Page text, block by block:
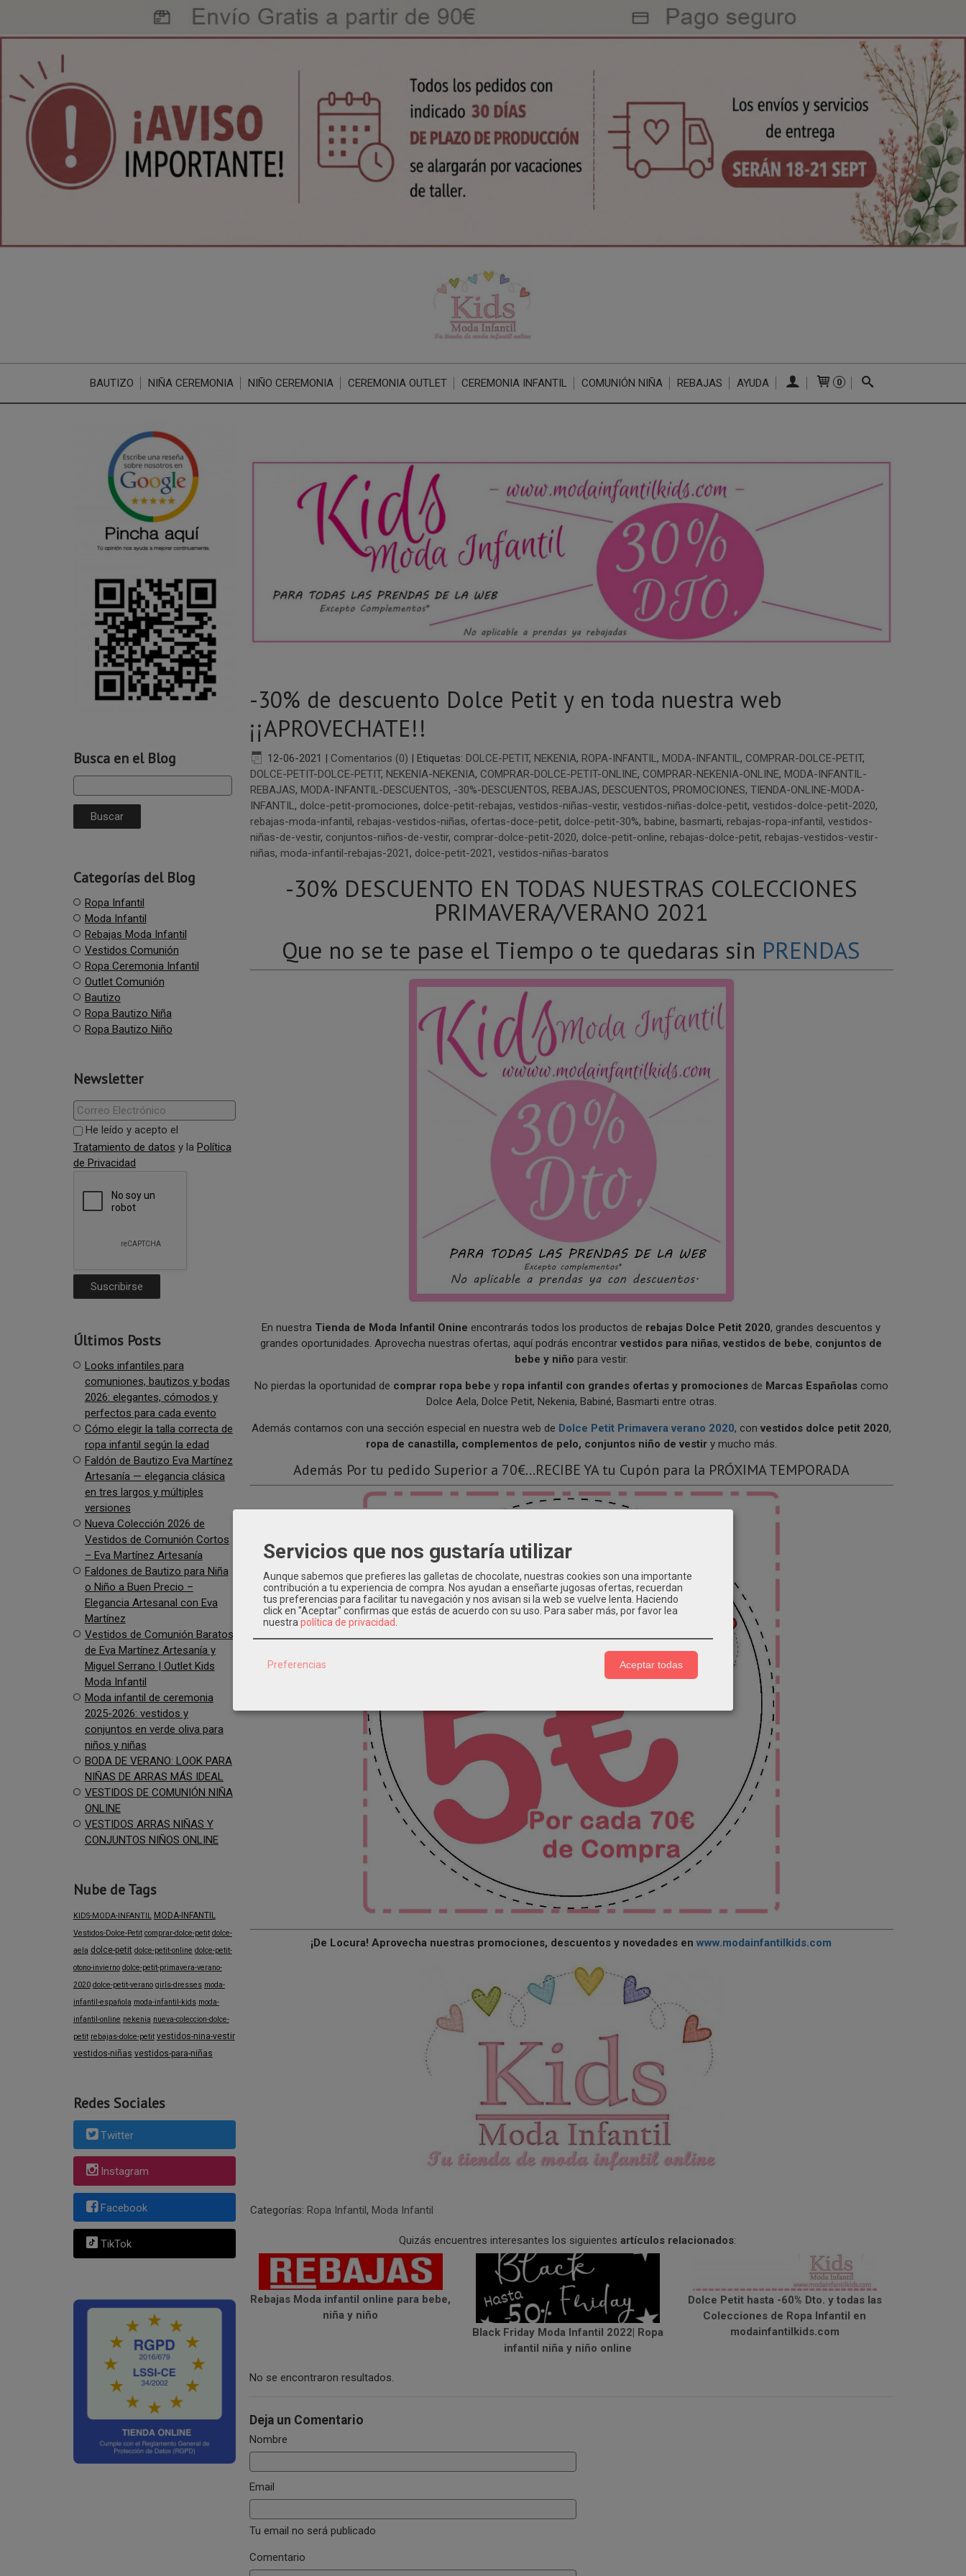
BAUTIZO NIÑA CEREMONIA NIÑO CEREMONIA CEREMONIA OUTLET CEREMONIA INFANTIL COMUNIÓN NIÑA REBAJAS AYUDA 0
Busca en el Blog
Categorías del Blog
Ropa Infantil
Moda Infantil
Rebajas Moda Infantil
Vestidos Comunión
Ropa Ceremonia Infantil
Outlet Comunión
Bautizo
Ropa Bautizo Niña
Ropa Bautizo Niño
Newsletter
He leído y acepto el
Tratamiento de datos y la Política
de Privacidad
Últimos Posts
Looks infantiles para
comuniones, bautizos y bodas
2026: elegantes, cómodos y
perfectos para cada evento
Cómo elegir la talla correcta de
ropa infantil según la edad
Faldón de Bautizo Eva Martínez
Artesanía — elegancia clásica
en tres largos y múltiples
versiones
Nueva Colección 2026 de
Vestidos de Comunión Cortos
– Eva Martínez Artesanía
Faldones de Bautizo para Niña
o Niño a Buen Precio –
Elegancia Artesanal con Eva
Martínez
Vestidos de Comunión Baratos
de Eva Martínez Artesanía y
Miguel Serrano | Outlet Kids
Moda Infantil
Moda infantil de ceremonia
2025-2026: vestidos y
conjuntos en verde oliva para
niños y niñas
BODA DE VERANO: LOOK PARA
NIÑAS DE ARRAS MÁS IDEAL
VESTIDOS DE COMUNIÓN NIÑA
ONLINE
VESTIDOS ARRAS NIÑAS Y
CONJUNTOS NIÑOS ONLINE
Nube de Tags
KIDS-MODA-INFANTIL MODA-INFANTIL
Vestidos-Dolce-Petit comprar-dolce-petit dolce-
aela dolce-petit dolce-petit-online dolce-petit-
otono-invierno dolce-petit-primavera-verano-
2020 dolce-petit-verano girls-dresses moda-
infantil-española moda-infantil-kids moda-
infantil-online nekenia nueva-coleccion-dolce-
petit rebajas-dolce-petit vestidos-nina-vestir
vestidos-niñas vestidos-para-niñas
Redes Sociales
Twitter
Instagram
Facebook
TikTok
-30% de descuento Dolce Petit y en toda nuestra web
¡¡APROVECHATE!!
12-06-2021 | Comentarios (0) | Etiquetas: DOLCE-PETIT, NEKENIA, ROPA-INFANTIL, MODA-INFANTIL, COMPRAR-DOLCE-PETIT,
DOLCE-PETIT-DOLCE-PETIT, NEKENIA-NEKENIA, COMPRAR-DOLCE-PETIT-ONLINE, COMPRAR-NEKENIA-ONLINE, MODA-INFANTIL-
REBAJAS, MODA-INFANTIL-DESCUENTOS, -30%-DESCUENTOS, REBAJAS, DESCUENTOS, PROMOCIONES, TIENDA-ONLINE-MODA-
INFANTIL, dolce-petit-promociones, dolce-petit-rebajas, vestidos-niñas-vestir, vestidos-niñas-dolce-petit, vestidos-dolce-petit-2020,
rebajas-moda-infantil, rebajas-vestidos-niñas, ofertas-doce-petit, dolce-petit-30%, babine, basmarti, rebajas-ropa-infantil, vestidos-
niñas-de-vestir, conjuntos-niños-de-vestir, comprar-dolce-petit-2020, dolce-petit-online, rebajas-dolce-petit, rebajas-vestidos-vestir-
niñas, moda-infantil-rebajas-2021, dolce-petit-2021, vestidos-niñas-baratos
-30% DESCUENTO EN TODAS NUESTRAS COLECCIONES
PRIMAVERA/VERANO 2021
Que no se te pase el Tiempo o te quedaras sin PRENDAS
En nuestra Tienda de Moda Infantil Onine encontrarás todos los productos de rebajas Dolce Petit 2020, grandes descuentos y
grandes oportunidades. Aprovecha nuestras ofertas, aquí podrás encontrarvestidos para niñas,vestidos de bebe, conjuntos de
bebe y niño para vestir.
No pierdas la oportunidad de comprar ropa bebe y ropa infantil con grandes ofertas y promocionesde Marcas Españolascomo
Dolce Aela, Dolce Petit, Nekenia, Babiné, Basmarti entre otras.
Además contamos con una sección especial en nuestra web de Dolce Petit Primavera verano 2020, con vestidos dolce petit 2020,
ropa de canastilla, complementos de pelo, conjuntos niño de vestir y mucho más.
Además Por tu pedido Superior a 70€...RECIBE YA tu Cupón para la PRÓXIMA TEMPORADA
¡De Locura! Aprovecha nuestras promociones, descuentos y novedades enwww.modainfantilkids.com
Categorías: Ropa Infantil, Moda Infantil
Quizás encuentres interesantes los siguientesartículos relacionados:
Rebajas Moda infantil online para bebe,
niña y niño
Black Friday Moda Infantil 2022| Ropa
infantil niña y niño online
Dolce Petit hasta -60% Dto. y todas las
Colecciones de Ropa Infantil en
modainfantilkids.com
No se encontraron resultados.
Deja un Comentario
Nombre
Email
Tu email no será publicado
Comentario
Servicios que nos gustaría utilizar
Aunque sabemos que prefieres las galletas de chocolate, nuestras cookies son una importante
contribución a tu experiencia de compra. Nos ayudan a enseñarte jugosas ofertas, recuerdan
tus preferencias para facilitar tu navegación y nos avisan si la web se vuelve lenta. Haciendo
click en "Aceptar" confirmas que estás de acuerdo con su uso. Para saber más, por favor lea
nuestra política de privacidad
Preferencias Aceptar todas